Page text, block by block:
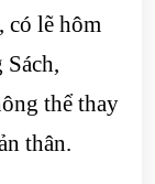
có lẽ hôm
thể thay
thân.